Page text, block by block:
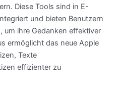
Diese Tools sind in E-
und bieten Benutzern
ihre Gedanken effektiver
ermöglicht das neue Apple
Texte
effizienter zu